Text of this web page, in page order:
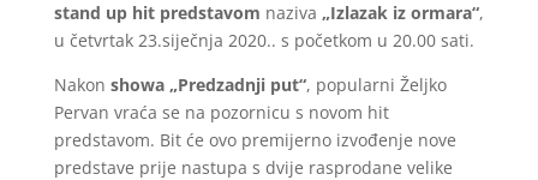
stand up hit predstavom naziva „Izlazak iz ormara“,
u četvrtak 23.siječnja 2020.. s početkom u 20.00 sati.
Nakon showa „Predzadnji put“, popularni Željko
Pervan vraća se na pozornicu s novom hit
predstavom. Bit će ovo premijerno izvođenje nove
predstave prije nastupa s dvije rasprodane velike